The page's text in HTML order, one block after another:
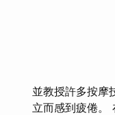
並教授許多按摩
立而感到疲倦。